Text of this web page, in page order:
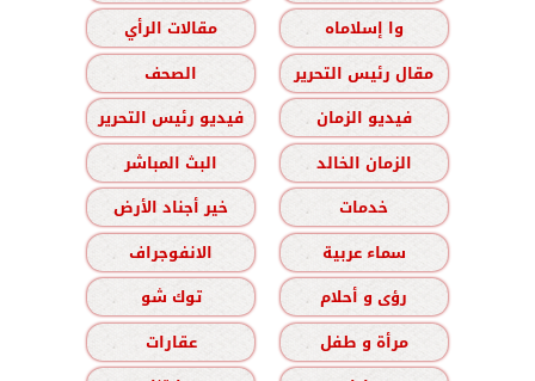
وا إسلاماه
مقالات الرأي
مقال رئيس التحرير
الصحف
فيديو الزمان
فيديو رئيس التحرير
الزمان الخالد
البث المباشر
خدمات
خير أجناد الأرض
سماء عربية
الانفوجراف
رؤى و أحلام
توك شو
مرأة و طفل
عقارات